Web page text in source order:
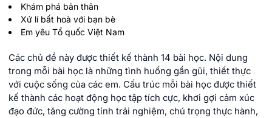
Khám phá bản thân
Xử lí bất hoà với bạn bè
Em yêu Tổ quốc Việt Nam
Các chủ đề này được thiết kế thành 14 bài học. Nội dung
trong mỗi bài học là những tình huống gần gũi, thiết thực
với cuộc sống của các em. Cấu trúc mỗi bài học được thiết
kế thành các hoạt động học tập tích cực, khơi gợi cảm xúc
đạo đức, tăng cường tính trải nghiệm, chú trọng thực hành,